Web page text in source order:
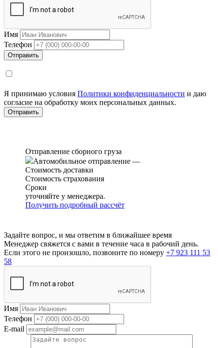
Имя
Телефон
Я принимаю условия Политики конфиденциальности и даю
согласие на обработку моих персональных данных.
Отправление сборного груза
Автомобильное отправление —
Стоимость доставки
Стоимость страхования
Сроки
уточняйте у менеджера.
Получить подробный рассчёт
Задайте вопрос, и мы ответим в ближайшее время
Менеджер свяжется с вами в течение часа в рабочий день.
Если этого не произошло, позвоните по номеру +7 923 111 53
58
Имя
Телефон
E-mail